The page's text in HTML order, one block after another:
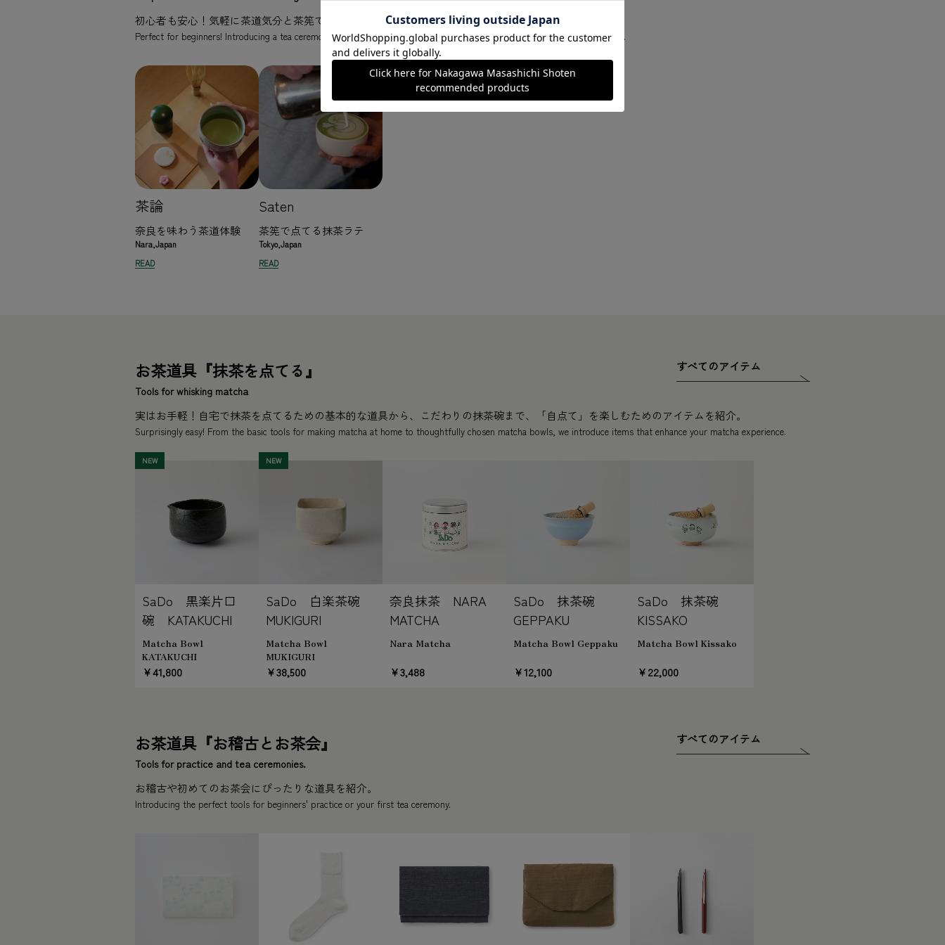
初心者も安心！気軽に茶道気分と茶筅で点てた抹茶を楽しめるお茶席をご紹介。
Perfect for beginners! Introducing a tea ceremony experience where you can casually enjoy matcha whisked with a tea whisk.
茶論
奈良を味わう茶道体験
Nara,Japan
READ
Saten
茶筅で点てる抹茶ラテ
Tokyo,Japan
READ
お茶道具『抹茶を点てる』
Tools for whisking matcha
実はお手軽！自宅で抹茶を点てるための基本的な道具から、こだわりの抹茶碗まで、「自点て」を楽しむためのアイテムを紹介。
Surprisingly easy! From the basic tools for making matcha at home to thoughtfully chosen matcha bowls, we introduce items that enhance your matcha experience.
SaDo 黒楽片口
碗 KATAKUCHI
Matcha Bowl
KATAKUCHI
￥41,800
SaDo 白楽茶碗
MUKIGURI
Matcha Bowl
MUKIGURI
￥38,500
奈良抹茶 NARA
MATCHA
Nara Matcha
￥3,488
SaDo 抹茶碗
GEPPAKU
Matcha Bowl Geppaku
￥12,100
SaDo 抹茶碗
KISSAKO
Matcha Bowl Kissako
￥22,000
すべてのアイテム
お茶道具『お稽古とお茶会』
Tools for practice and tea ceremonies.
お稽古や初めてのお茶会にぴったりな道具を紹介。
Introducing the perfect tools for beginners' practice or your first tea ceremony.
すべてのアイテム